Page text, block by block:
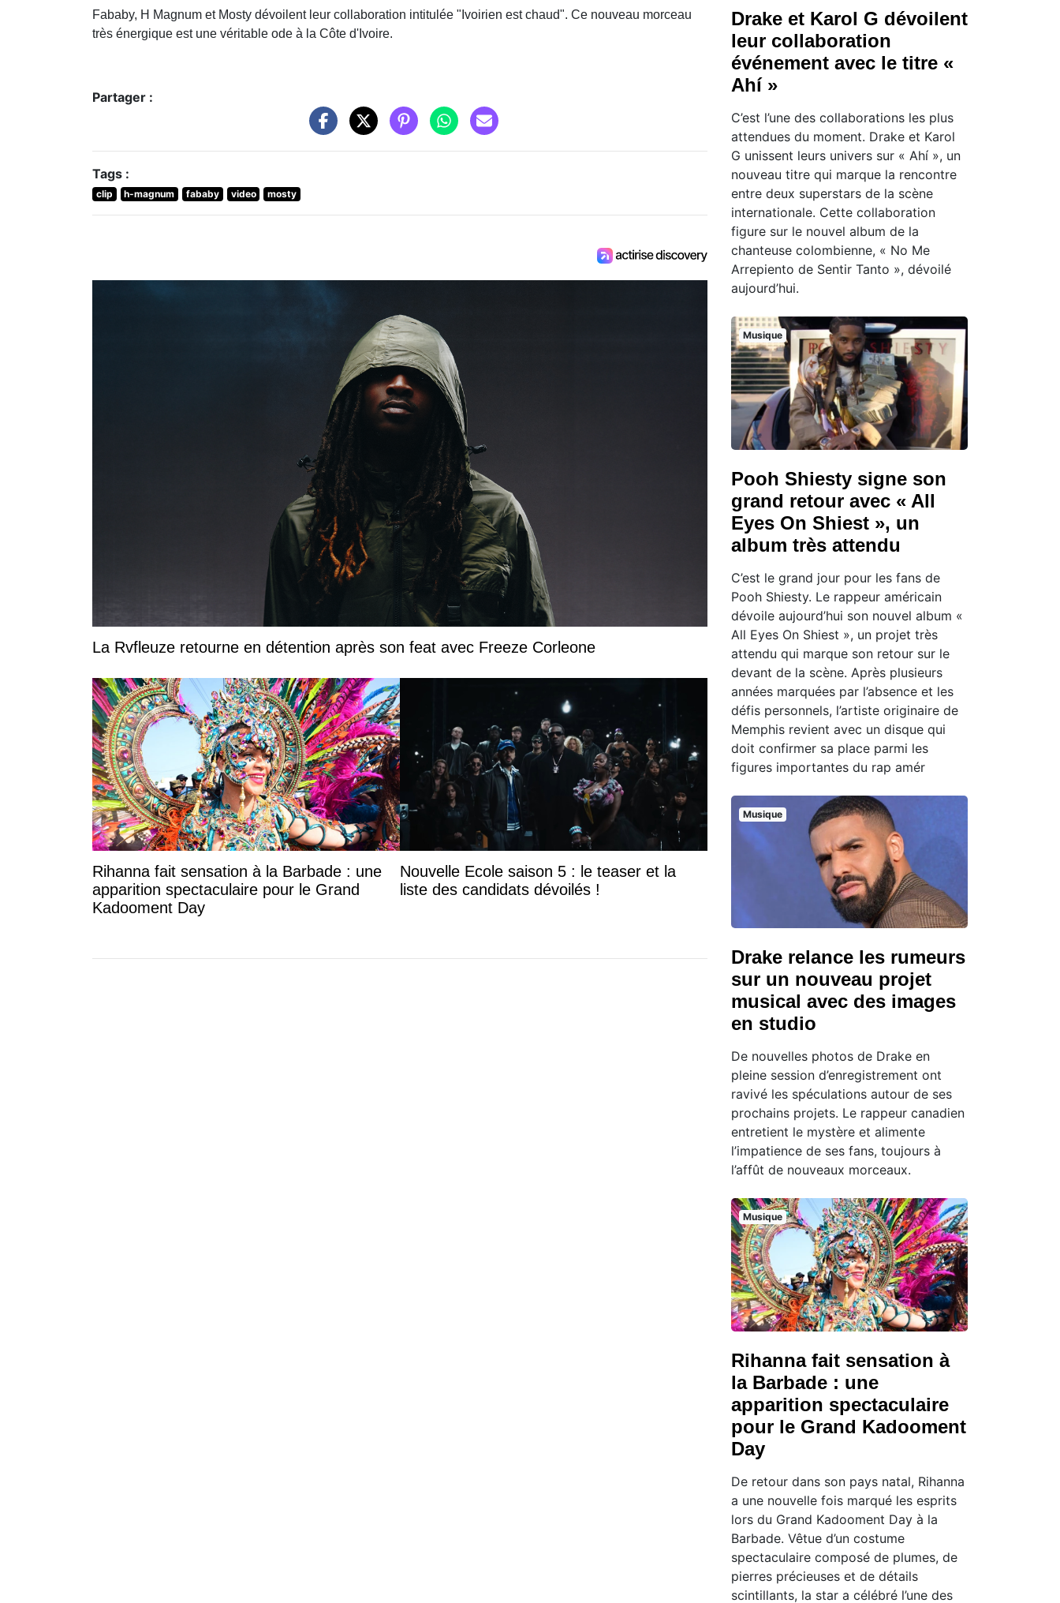
Fababy, H Magnum et Mosty dévoilent leur collaboration intitulée "Ivoirien est chaud". Ce nouveau morceau
très énergique est une véritable ode à la Côte d'Ivoire.
Partager :
Tags :
clip h-magnum fababy video mosty
La Rvfleuze retourne en détention après son feat avec Freeze Corleone
Rihanna fait sensation à la Barbade : une
apparition spectaculaire pour le Grand
Kadooment Day
Nouvelle Ecole saison 5 : le teaser et la
liste des candidats dévoilés !
Drake et Karol G dévoilent
leur collaboration
événement avec le titre «
Ahí »
C’est l’une des collaborations les plus
attendues du moment. Drake et Karol
G unissent leurs univers sur « Ahí », un
nouveau titre qui marque la rencontre
entre deux superstars de la scène
internationale. Cette collaboration
figure sur le nouvel album de la
chanteuse colombienne, « No Me
Arrepiento de Sentir Tanto », dévoilé
aujourd’hui.
Musique
Pooh Shiesty signe son
grand retour avec « All
Eyes On Shiest », un
album très attendu
C’est le grand jour pour les fans de
Pooh Shiesty. Le rappeur américain
dévoile aujourd’hui son nouvel album «
All Eyes On Shiest », un projet très
attendu qui marque son retour sur le
devant de la scène. Après plusieurs
années marquées par l’absence et les
défis personnels, l’artiste originaire de
Memphis revient avec un disque qui
doit confirmer sa place parmi les
figures importantes du rap amér
Musique
Drake relance les rumeurs
sur un nouveau projet
musical avec des images
en studio
De nouvelles photos de Drake en
pleine session d’enregistrement ont
ravivé les spéculations autour de ses
prochains projets. Le rappeur canadien
entretient le mystère et alimente
l’impatience de ses fans, toujours à
l’affût de nouveaux morceaux.
Musique
Rihanna fait sensation à
la Barbade : une
apparition spectaculaire
pour le Grand Kadooment
Day
De retour dans son pays natal, Rihanna
a une nouvelle fois marqué les esprits
lors du Grand Kadooment Day à la
Barbade. Vêtue d’un costume
spectaculaire composé de plumes, de
pierres précieuses et de détails
scintillants, la star a célébré l’une des